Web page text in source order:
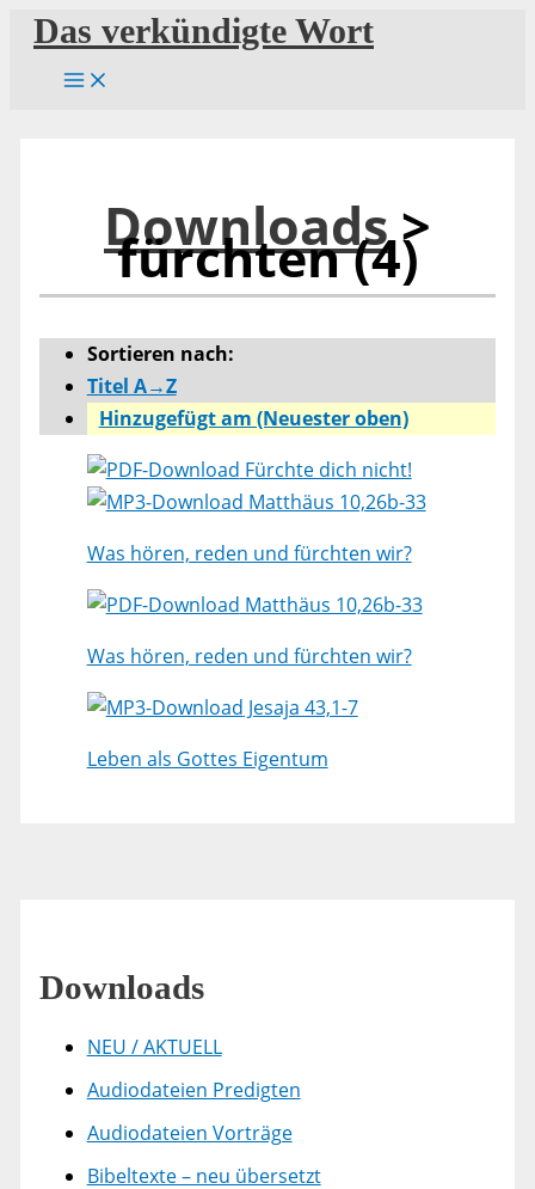
Zum
Inhalt
springen
Das verkündigte Wort
Downloads>
fürchten (4)
Sortieren nach:
Titel A→Z
Hinzugefügt am (Neuester oben)
Fürchte dich nicht!
Matthäus 10,26b-33
Was hören, reden und fürchten wir?
Matthäus 10,26b-33
Was hören, reden und fürchten wir?
Jesaja 43,1-7
Leben als Gottes Eigentum
Downloads
NEU / AKTUELL
Audiodateien Predigten
Audiodateien Vorträge
Bibeltexte – neu übersetzt